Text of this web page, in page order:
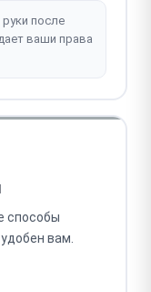
после
ваши права
способы
вам.